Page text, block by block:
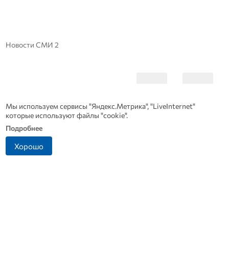
Новости СМИ 2
Мы используем сервисы "Яндекс.Метрика", "LiveInternet"
которые используют файлы "cookie".
Подробнее
Хорошо